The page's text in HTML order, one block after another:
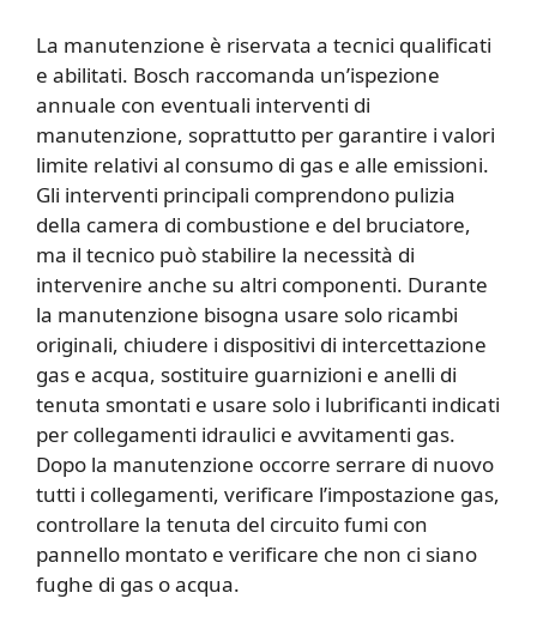
La manutenzione è riservata a tecnici qualificati
e abilitati. Bosch raccomanda un’ispezione
annuale con eventuali interventi di
manutenzione, soprattutto per garantire i valori
limite relativi al consumo di gas e alle emissioni.
Gli interventi principali comprendono pulizia
della camera di combustione e del bruciatore,
ma il tecnico può stabilire la necessità di
intervenire anche su altri componenti. Durante
la manutenzione bisogna usare solo ricambi
originali, chiudere i dispositivi di intercettazione
gas e acqua, sostituire guarnizioni e anelli di
tenuta smontati e usare solo i lubrificanti indicati
per collegamenti idraulici e avvitamenti gas.
Dopo la manutenzione occorre serrare di nuovo
tutti i collegamenti, verificare l’impostazione gas,
controllare la tenuta del circuito fumi con
pannello montato e verificare che non ci siano
fughe di gas o acqua.